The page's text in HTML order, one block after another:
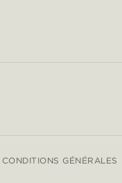
CONDITIONS GÉNÉRALES